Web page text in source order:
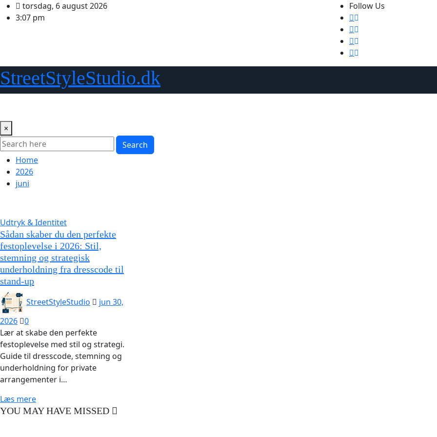
Skip
to
torsdag, 6 august 2026
3:07 pm
Follow Us
StreetStyleStudio.dk
×
Search
Home
2026
juni
Udtryk & Identitet
Sådan skaber du den perfekte
festoplevelse i 2026: Stil,
stemning og strategisk
underholdning fra dresscode til
stand-up
StreetStyleStudio
jun 30,
2026
0
Lær at skabe den perfekte
festoplevelse med stil og strategi.
Guide til dresscode, stemning og
underholdning for private
arrangementer i…
Læs mere
YOU MAY HAVE MISSED